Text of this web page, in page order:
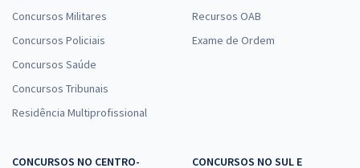
Concursos Militares
Concursos Policiais
Concursos Saúde
Concursos Tribunais
Residência Multiprofissional
Recursos OAB
Exame de Ordem
CONCURSOS NO CENTRO-
CONCURSOS NO SUL E